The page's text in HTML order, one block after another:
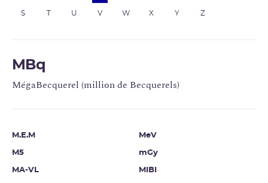
S U V W X Y Z
MBq
MégaBecquerel (million de Becquerels)
M.E.M
M5
MA-VL
MeV
mGy
MIBI